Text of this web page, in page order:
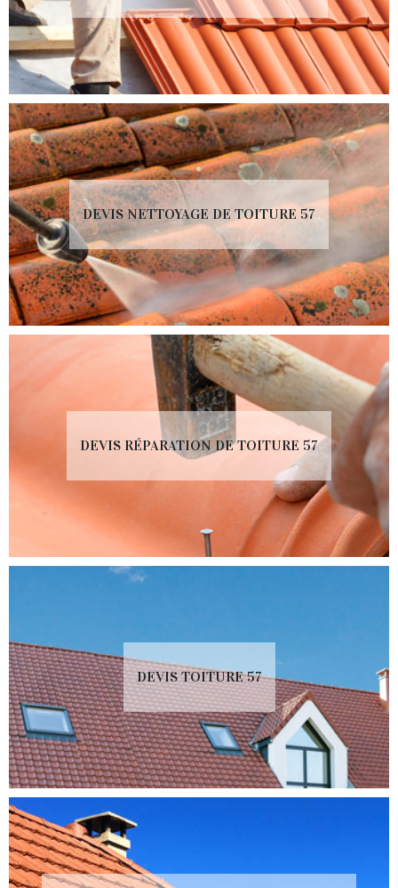
DEVIS NETTOYAGE DE TOITURE 57
DEVIS RÉPARATION DE TOITURE 57
DEVIS TOITURE 57